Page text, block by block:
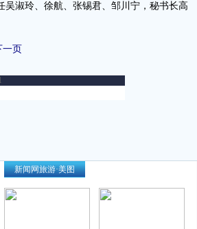
淑玲、徐航、张锡君、邹川宁，秘书长高
一页